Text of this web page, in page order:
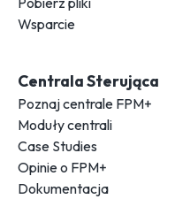
Wsparcie
Centrala Sterująca
Poznaj centrale FPM+
Moduły centrali
Case Studies
Opinie o FPM+
Dokumentacja